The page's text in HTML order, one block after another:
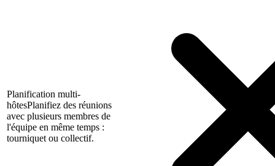
Planification multi-
hôtesPlanifiez des réunions
avec plusieurs membres de
l'équipe en même temps :
tourniquet ou collectif.